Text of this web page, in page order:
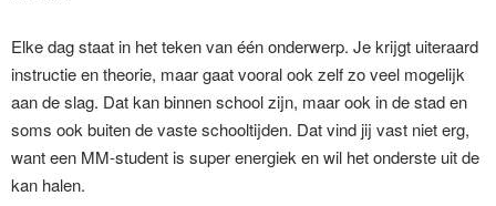
Elke dag staat in het teken van één onderwerp. Je krijgt uiteraard
instructie en theorie, maar gaat vooral ook zelf zo veel mogelijk
aan de slag. Dat kan binnen school zijn, maar ook in de stad en
soms ook buiten de vaste schooltijden. Dat vind jij vast niet erg,
want een MM-student is super energiek en wil het onderste uit de
kan halen.